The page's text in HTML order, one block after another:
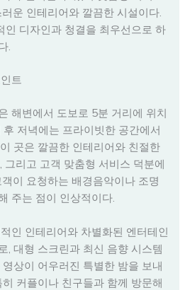
운 인테리어와 깔끔한 시설이다.
인 디자인과 청결을 최우선으로 하
.
트
해변에서 도보로 5분 거리에 위치
저녁에는 프라이빗한 공간에서
곳은 깔끔한 인테리어와 친절한
그리고 고객 맞춤형 서비스 덕분에
이 요청하는 배경음악이나 조명
주는 점이 인상적이다.
인 인테리어와 차별화된 엔터테인
, 대형 스크린과 최신 음향 시스템
상이 어우러진 특별한 밤을 보내
커플이나 친구들과 함께 방문해